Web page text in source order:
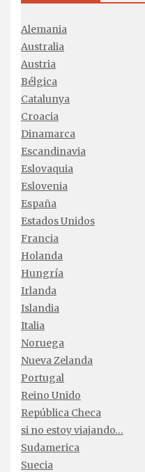
Alemania
Australia
Austria
Bélgica
Catalunya
Croacia
Dinamarca
Escandinavia
Eslovaquia
Eslovenia
España
Estados Unidos
Francia
Holanda
Hungría
Irlanda
Islandia
Italia
Noruega
Nueva Zelanda
Portugal
Reino Unido
República Checa
si no estoy viajando…
Sudamerica
Suecia